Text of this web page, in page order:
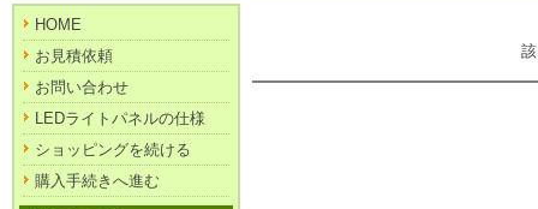
HOME
お見積依頼
お問い合わせ
LEDライトパネルの仕様
ショッピングを続ける
購入手続きへ進む